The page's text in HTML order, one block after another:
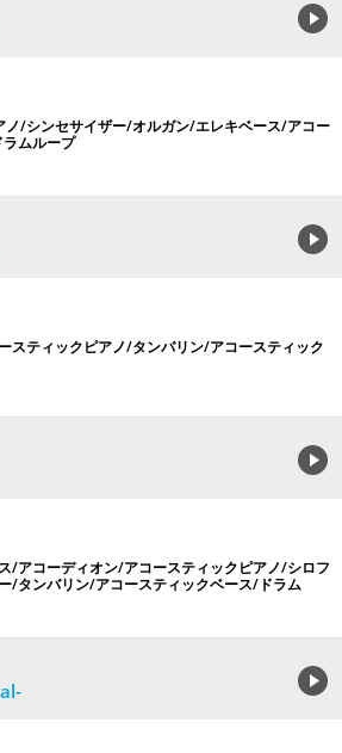
ノ/シンセサイザー/オルガン/エレキベース/アコー
ムループ
スティックピアノ/タンバリン/アコースティック
/アコーディオン/アコースティックピアノ/シロフ
/タンバリン/アコースティックベース/ドラム